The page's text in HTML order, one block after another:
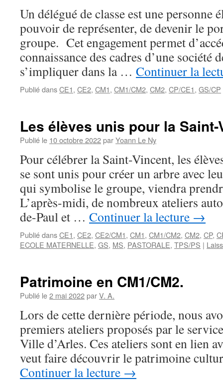
Un délégué de classe est une personne
pouvoir de représenter, de devenir le
groupe. Cet engagement permet
connaissance des cadres d’une société
s’impliquer dans la … Continuer la
Publié dansCE1, CE2, CM1, CM1/CM2, CM2, CP/CE1, GS/CP
Les élèves unis pour la
Publié le 10 octobre 2022parYoann Le Ny
Pour célébrer la Saint-Vincent, les
se sont unis pour créer un arbre avec
qui symbolise le groupe, viendra
L’après-midi, de nombreux ateliers
de-Paul et … Continuer la lecture →
Publié dansCE1, CE2, CE2/CM1, CM1, CM1/CM2, CM2, CP,
ECOLE MATERNELLE, GS, MS, PASTORALE, TPS/PS |
Patrimoine en CM1/CM2.
Publié le2 mai 2022parV. A.
Lors de cette dernière période, nous
premiers ateliers proposés par le
Ville d’Arles. Ces ateliers sont en lien
veut faire découvrir le patrimoine
Continuer la lecture →